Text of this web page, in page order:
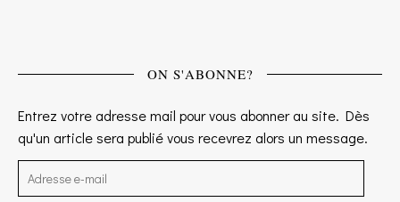
ON S'ABONNE?
Entrez votre adresse mail pour vous abonner au site. Dès
qu'un article sera publié vous recevrez alors un message.
Adresse e-mail